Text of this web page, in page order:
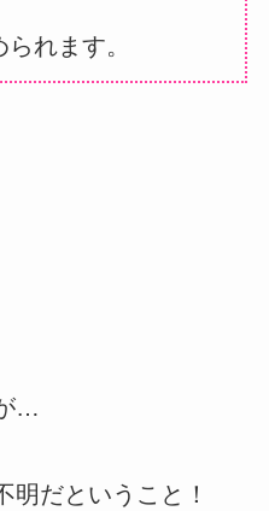
れます。
…
明だということ！